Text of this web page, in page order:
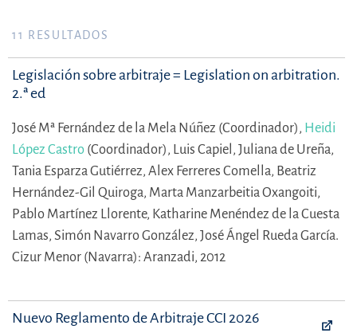
11 RESULTADOS
Legislación sobre arbitraje = Legislation on arbitration.
2.ª ed
José Mª Fernández de la Mela Núñez (Coordinador), Heidi
López Castro (Coordinador), Luis Capiel, Juliana de Ureña,
Tania Esparza Gutiérrez, Alex Ferreres Comella, Beatriz
Hernández-Gil Quiroga, Marta Manzarbeitia Oxangoiti,
Pablo Martínez Llorente, Katharine Menéndez de la Cuesta
Lamas, Simón Navarro González, José Ángel Rueda García.
Cizur Menor (Navarra): Aranzadi, 2012
Nuevo Reglamento de Arbitraje CCI 2026